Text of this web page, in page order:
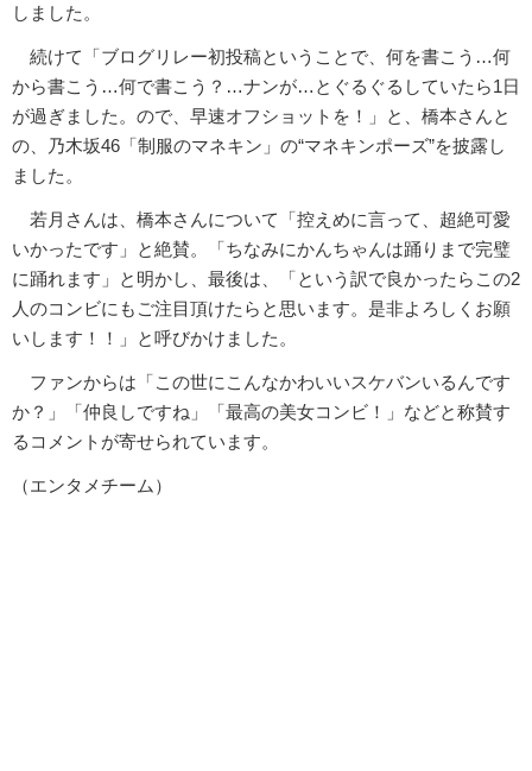
しました。
続けて「ブログリレー初投稿ということで、何を書こう…何
から書こう…何で書こう？…ナンが…とぐるぐるしていたら1日
が過ぎました。ので、早速オフショットを！」と、橋本さんと
の、乃木坂46「制服のマネキン」の“マネキンポーズ”を披露し
ました。
若月さんは、橋本さんについて「控えめに言って、超絶可愛
いかったです」と絶賛。「ちなみにかんちゃんは踊りまで完璧
に踊れます」と明かし、最後は、「という訳で良かったらこの2
人のコンビにもご注目頂けたらと思います。是非よろしくお願
いします！！」と呼びかけました。
ファンからは「この世にこんなかわいいスケバンいるんです
か？」「仲良しですね」「最高の美女コンビ！」などと称賛す
るコメントが寄せられています。
（エンタメチーム）